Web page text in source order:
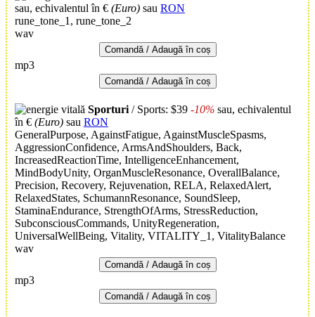
sau, echivalentul în € (Euro) sau RON
rune_tone_1, rune_tone_2
wav
Comandă / Adaugă în coș
mp3
Comandă / Adaugă în coș
Sporturi / Sports: $39 -10% sau, echivalentul
în € (Euro) sau RON
GeneralPurpose, AgainstFatigue, AgainstMuscleSpasms,
AggressionConfidence, ArmsAndShoulders, Back,
IncreasedReactionTime, IntelligenceEnhancement,
MindBodyUnity, OrganMuscleResonance, OverallBalance,
Precision, Recovery, Rejuvenation, RELA, RelaxedAlert,
RelaxedStates, SchumannResonance, SoundSleep,
StaminaEndurance, StrengthOfArms, StressReduction,
SubconsciousCommands, UnityRegeneration,
UniversalWellBeing, Vitality, VITALITY_1, VitalityBalance
wav
Comandă / Adaugă în coș
mp3
Comandă / Adaugă în coș